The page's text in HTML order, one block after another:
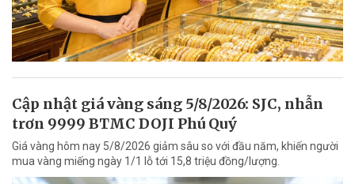
Cập nhật giá vàng sáng 5/8/2026: SJC, nhẫn
trơn 9999 BTMC DOJI Phú Quý
Giá vàng hôm nay 5/8/2026 giảm sâu so với đầu năm, khiến người
mua vàng miếng ngày 1/1 lỗ tới 15,8 triệu đồng/lượng.